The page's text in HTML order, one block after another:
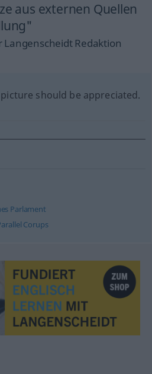
aus externen Quellen
Langenscheidt Redaktion
should be appreciated.
Parlament
Corups